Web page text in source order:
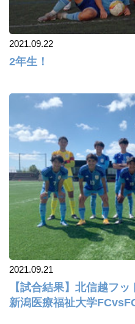
2021.09.22
2年生！
2021.09.21
【試合結果】北信越フ
新潟医療福祉大学